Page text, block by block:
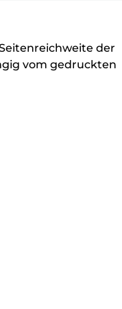
der
vom gedruckten